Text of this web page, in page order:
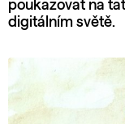
poukazovat na
digitálním světě.